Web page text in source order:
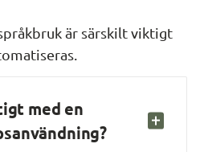
är särskilt viktigt
med en